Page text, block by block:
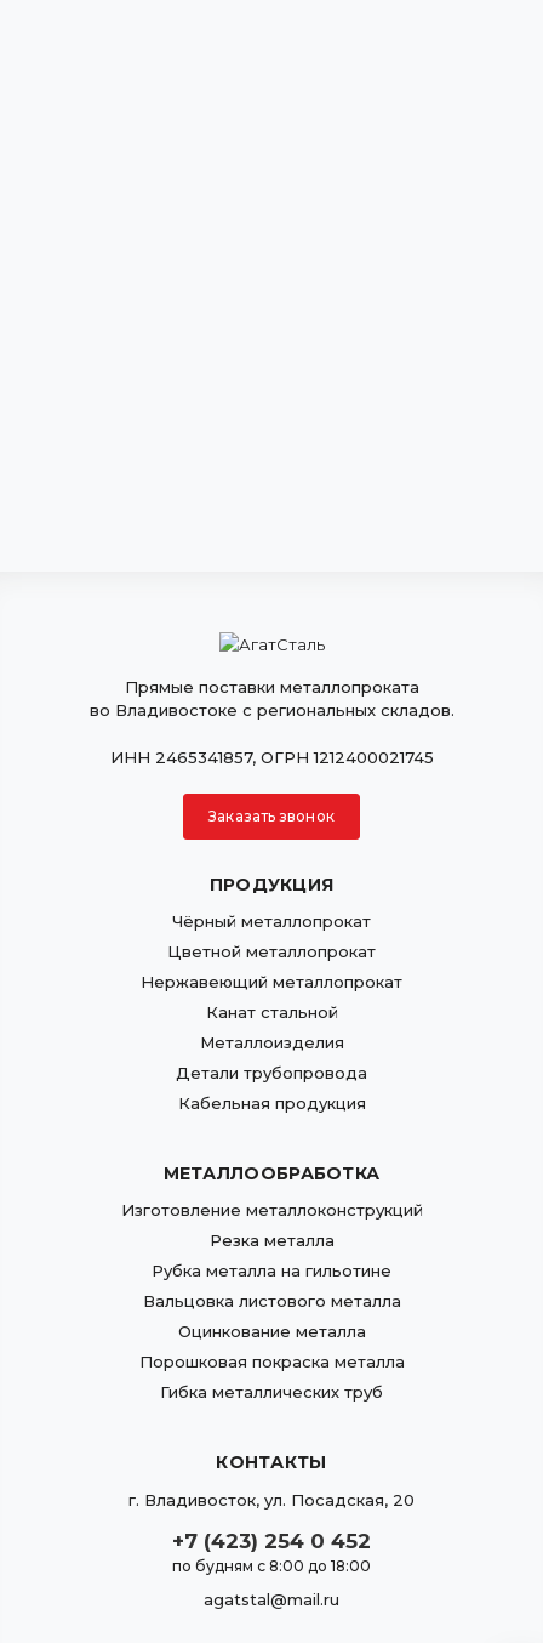
Прямые поставки металлопроката
во Владивостоке с региональных складов.
ИНН 2465341857, ОГРН 1212400021745
Заказать звонок
ПРОДУКЦИЯ
Чёрный металлопрокат
Цветной металлопрокат
Нержавеющий металлопрокат
Канат стальной
Металлоизделия
Детали трубопровода
Кабельная продукция
МЕТАЛЛООБРАБОТКА
Изготовление металлоконструкций
Резка металла
Рубка металла на гильотине
Вальцовка листового металла
Оцинкование металла
Порошковая покраска металла
Гибка металлических труб
КОНТАКТЫ
г. Владивосток, ул. Посадская, 20
+7 (423) 254 0 452
по будням с 8:00 до 18:00
agatstal@mail.ru